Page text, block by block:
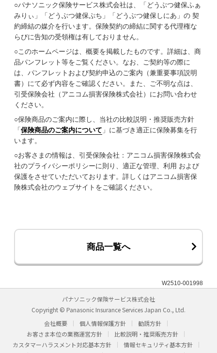
○パナソニック保険サービス株式会社は、「どうぶつ健保ふぁ
みりぃ」「どうぶつ健保ぷち」「どうぶつ健保しにあ」の 契
約締結の媒介を行います。保険契約の締結に関する代理権な
らびに告知の受領権は有しておりません。
○このホームページは、概要を掲載したものです。詳細は、商
品パンフレット等をご覧ください。なお、ご契約等の際に
は、パンフレットおよび契約申込のご案内（兼重要事項説明
書）にて必ず内容をご確認ください。また、ご不明な点は、
引受保険会社（アニコム損害保険株式会社）にお問い合わせ
ください。
○保険商品のご案内に際し、当社の比較説明・推奨販売方針
「保険商品のご案内について 」に基づき適正に保険募集を行
います。
○お客さまの情報は、引受保険会社：アニコム損害保険株式会
社のプライバシーポリシーに則り、適正な管理、利用 および
保護をさせていただいております。詳しくはアニコム損害保
険株式会社のウェブサイトをご確認ください。
商品一覧へ
W2510-001998
パナソニック保険サービス株式会社
Copyright © Panasonic Insurance Services Japan Co., Ltd.
会社概要
個人情報保護方針
勧誘方針
お客さま本位の業務運営方針
比較説明・推奨販売方針
カスタマーハラスメント対応基本方針
情報セキュリティ基本方針